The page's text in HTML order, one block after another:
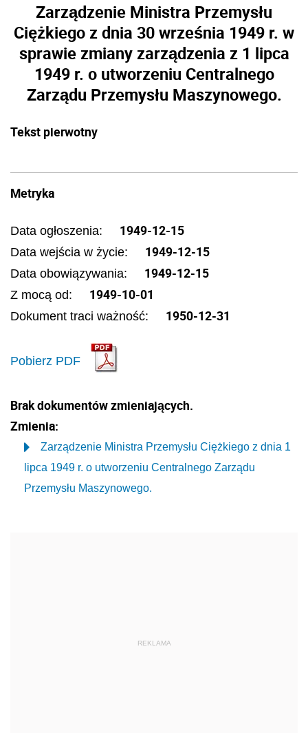
Zarządzenie Ministra Przemysłu
Ciężkiego z dnia 30 września 1949 r. w
sprawie zmiany zarządzenia z 1 lipca
1949 r. o utworzeniu Centralnego
Zarządu Przemysłu Maszynowego.
Tekst pierwotny
Metryka
Data ogłoszenia: 1949-12-15
Data wejścia w życie: 1949-12-15
Data obowiązywania: 1949-12-15
Z mocą od: 1949-10-01
Dokument traci ważność: 1950-12-31
Pobierz PDF
Brak dokumentów zmieniających.
Zmienia:
Zarządzenie Ministra Przemysłu Ciężkiego z dnia 1
lipca 1949 r. o utworzeniu Centralnego Zarządu
Przemysłu Maszynowego.